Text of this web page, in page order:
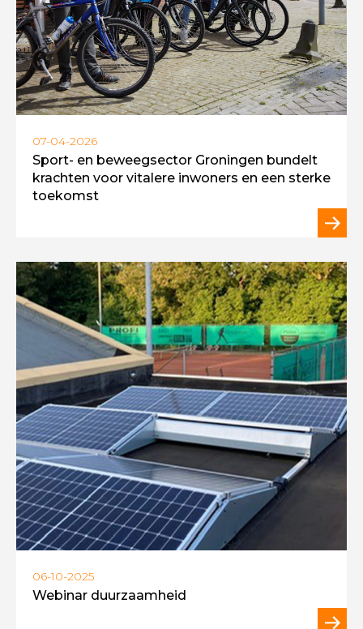
07-04-2026
Sport- en beweegsector Groningen bundelt
krachten voor vitalere inwoners en een sterke
toekomst
06-10-2025
Webinar duurzaamheid